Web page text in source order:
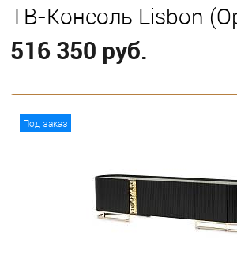
ТВ-Консоль Lisbon
516 350 руб.
Под заказ